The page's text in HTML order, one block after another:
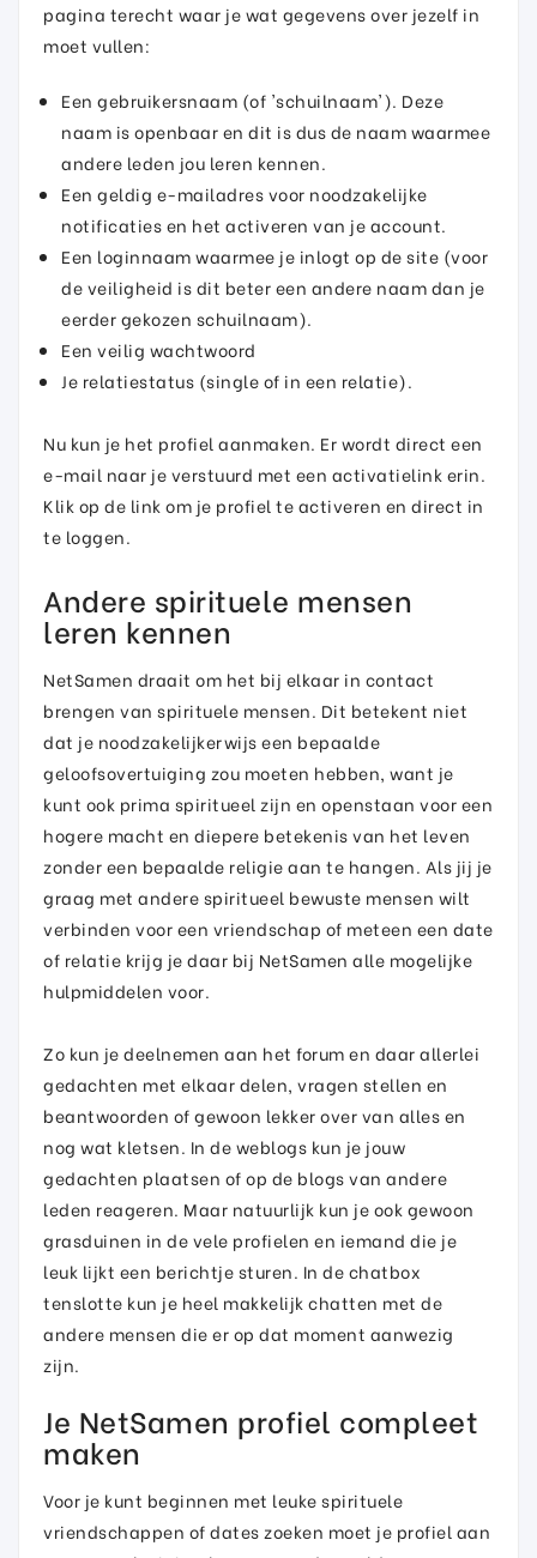
pagina terecht waar je wat gegevens over jezelf in
moet vullen:
Een gebruikersnaam (of 'schuilnaam'). Deze
naam is openbaar en dit is dus de naam waarmee
andere leden jou leren kennen.
Een geldig e-mailadres voor noodzakelijke
notificaties en het activeren van je account.
Een loginnaam waarmee je inlogt op de site (voor
de veiligheid is dit beter een andere naam dan je
eerder gekozen schuilnaam).
Een veilig wachtwoord
Je relatiestatus (single of in een relatie).
Nu kun je het profiel aanmaken. Er wordt direct een
e-mail naar je verstuurd met een activatielink erin.
Klik op de link om je profiel te activeren en direct in
te loggen.
Andere spirituele mensen
leren kennen
NetSamen draait om het bij elkaar in contact
brengen van spirituele mensen. Dit betekent niet
dat je noodzakelijkerwijs een bepaalde
geloofsovertuiging zou moeten hebben, want je
kunt ook prima spiritueel zijn en openstaan voor een
hogere macht en diepere betekenis van het leven
zonder een bepaalde religie aan te hangen. Als jij je
graag met andere spiritueel bewuste mensen wilt
verbinden voor een vriendschap of meteen een date
of relatie krijg je daar bij NetSamen alle mogelijke
hulpmiddelen voor.
Zo kun je deelnemen aan het forum en daar allerlei
gedachten met elkaar delen, vragen stellen en
beantwoorden of gewoon lekker over van alles en
nog wat kletsen. In de weblogs kun je jouw
gedachten plaatsen of op de blogs van andere
leden reageren. Maar natuurlijk kun je ook gewoon
grasduinen in de vele profielen en iemand die je
leuk lijkt een berichtje sturen. In de chatbox
tenslotte kun je heel makkelijk chatten met de
andere mensen die er op dat moment aanwezig
zijn.
Je NetSamen profiel compleet
maken
Voor je kunt beginnen met leuke spirituele
vriendschappen of dates zoeken moet je profiel aan